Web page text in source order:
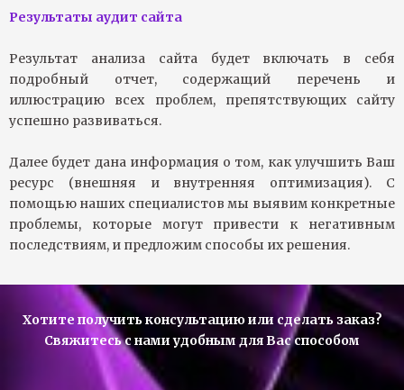
Результаты аудит сайта
Результат анализа сайта будет включать в себя
подробный отчет, содержащий перечень и
иллюстрацию всех проблем, препятствующих сайту
успешно развиваться.
Далее будет дана информация о том, как улучшить Ваш
ресурс (внешняя и внутренняя оптимизация). С
помощью наших специалистов мы выявим конкретные
проблемы, которые могут привести к негативным
последствиям, и предложим способы их решения.
Хотите получить консультацию или сделать заказ?
Свяжитесь с нами удобным для Вас способом